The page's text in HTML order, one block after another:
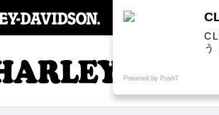
SPECIAL
う
Powered by Push7